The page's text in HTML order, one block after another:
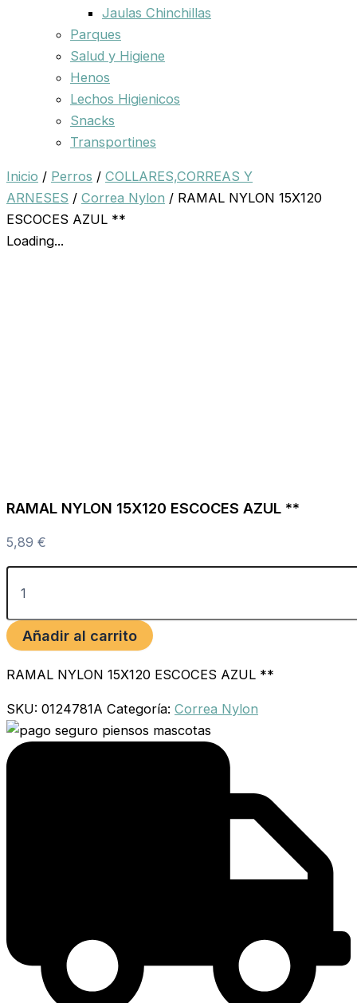
Jaulas Chinchillas
Parques
Salud y Higiene
Henos
Lechos Higienicos
Snacks
Transportines
Inicio / Perros / COLLARES,CORREAS Y
ARNESES / Correa Nylon / RAMAL NYLON 15X120
ESCOCES AZUL **
Loading...
RAMAL NYLON 15X120 ESCOCES AZUL **
5,89 €
Añadir al carrito
RAMAL NYLON 15X120 ESCOCES AZUL **
SKU: 0124781A Categoría: Correa Nylon